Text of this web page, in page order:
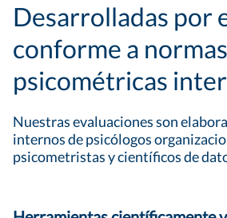
Desarrolladas por
conforme a normas
psicométricas
Nuestras evaluaciones son
internos de psicólogos
psicometristas y científicos de